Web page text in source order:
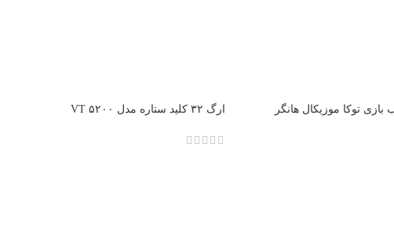
بازی توکا موزیکال هانگر ارگ ۳۲ کلید ستاره مدل VT ۵۲۰۰